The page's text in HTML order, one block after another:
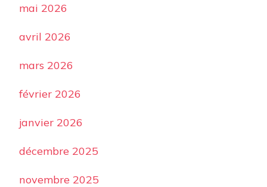
mai 2026
avril 2026
mars 2026
février 2026
janvier 2026
décembre 2025
novembre 2025